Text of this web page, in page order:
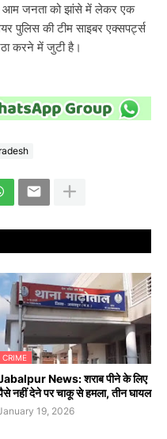
आम जनता को झांसे में लेकर एक
पुलिस की टीम साइबर एक्सपर्ट्स
करने में जुटी है।
CRIME
News: शराब पीने के लिए
नहीं देने पर चाकू से हमला, तीन घायल
19, 2026